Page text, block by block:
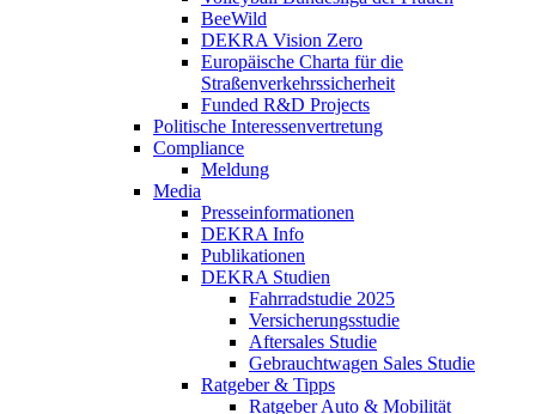
BeeWild
DEKRA Vision Zero
Europäische Charta für die
Straßenverkehrssicherheit
Funded R&D Projects
Politische Interessenvertretung
Compliance
Meldung
Media
Presseinformationen
DEKRA Info
Publikationen
DEKRA Studien
Fahrradstudie 2025
Versicherungsstudie
Aftersales Studie
Gebrauchtwagen Sales Studie
Ratgeber & Tipps
Ratgeber Auto & Mobilität